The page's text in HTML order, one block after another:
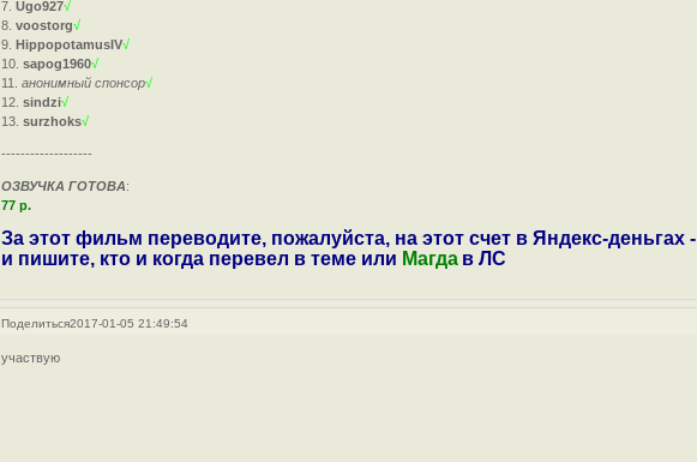
7.Ugo927√
8.voostorg√
9.HippopotamusIV√
10.sapog1960√
11.анонимный спонсор√
12.sindzi√
13.surzhoks√
-------------------
ОЗВУЧКА ГОТОВА:
77 р.
За этот фильм переводите, пожалуйста, на этот счет в Яндекс-деньгах -
и пишите, кто и когда перевел в теме или Магда в ЛС
Поделиться2017-01-05 21:49:54
участвую